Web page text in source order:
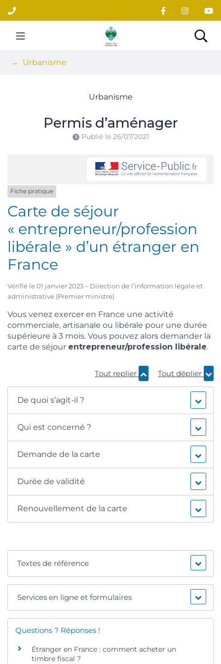
Aller
au
contenu
Site officiel du village
Urbanisme
Urbanisme
Permis d’aménager
Publié le 26/07/2021
Fiche pratique
Carte de séjour
« entrepreneur/profession
libérale » d’un étranger en
France
Vérifié le 01 janvier 2023 – Direction de l’information légale et
administrative (Premier ministre)
Vous venez exercer en France une activité
commerciale, artisanale ou libérale pour une durée
supérieure à 3 mois. Vous pouvez alors demander la
carte de séjour entrepreneur/profession libérale.
Tout replier Tout déplier
De quoi s’agit-il ?
Qui est concerné ?
Demande de la carte
Durée de validité
Renouvellement de la carte
Textes de référence
Services en ligne et formulaires
Questions ? Réponses !
Étranger en France : comment acheter un
timbre fiscal ?